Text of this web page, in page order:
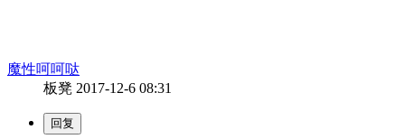
魔性呵呵哒
板凳 2017-12-6 08:31